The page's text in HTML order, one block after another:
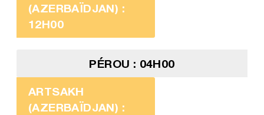
(AZERBAÏDJAN) :
12H00
PÉROU : 04H00
ARTSAKH
(AZERBAÏDJAN) :